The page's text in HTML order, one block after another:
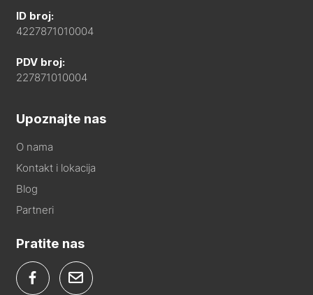
ID broj:
4227871010004
PDV broj:
227871010004
Upoznajte nas
O nama
Kontakt i lokacija
Blog
Partneri
Pratite nas